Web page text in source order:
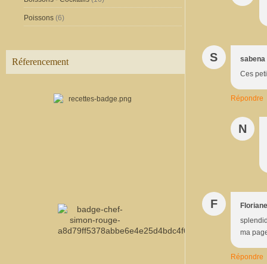
Poissons (6)
Réferencement S
sabena
Ces
Répondre
N
F
Floriane
ma
Répondre